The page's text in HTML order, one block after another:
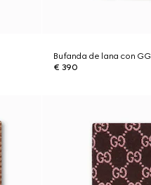
Bufanda de lana con GG
€ 390